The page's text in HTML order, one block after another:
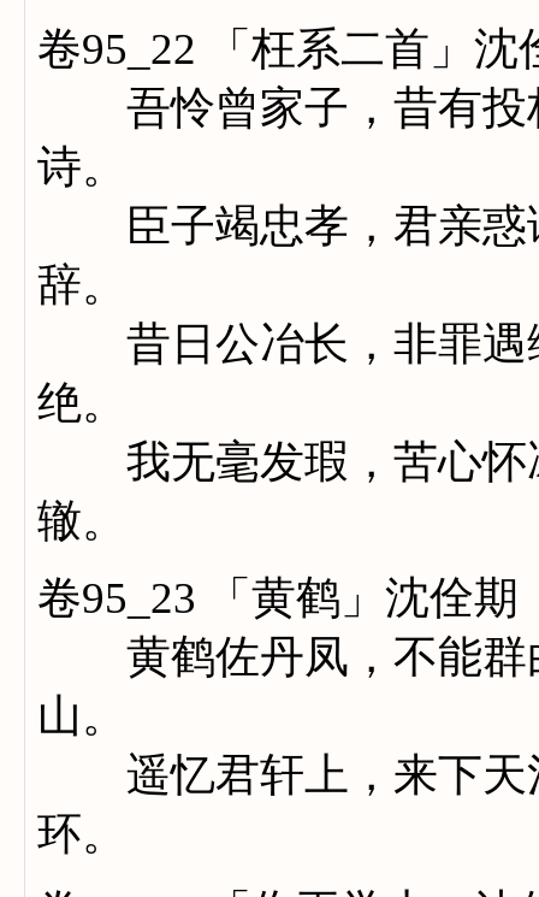
卷95_22 「枉系二首」沈
吾怜曾家子，昔有投
诗。
臣子竭忠孝，君亲惑
辞。
昔日公冶长，非罪遇
绝。
我无毫发瑕，苦心怀
辙。
卷95_23 「黄鹤」沈佺期
黄鹤佐丹凤，不能群
山。
遥忆君轩上，来下天
环。